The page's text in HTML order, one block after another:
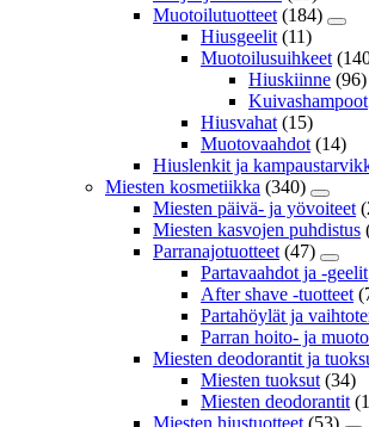
Muotoilutuotteet (184)
Hiusgeelit (11)
Muotoilusuihkeet
Hiuskiinne (96)
Kuivashampoot
Hiusvahat (15)
Muotovaahdot (14)
Hiuslenkit ja
Miesten kosmetiikka (340)
Miesten päivä- ja yövoiteet
Miesten kasvojen puhdistus
Parranajotuotteet (47)
Partavaahdot ja -geelit
After shave -tuotteet
Partahöylät ja
Parran hoito- ja
Miesten deodorantit ja
Miesten tuoksut (34)
Miesten deodorantit